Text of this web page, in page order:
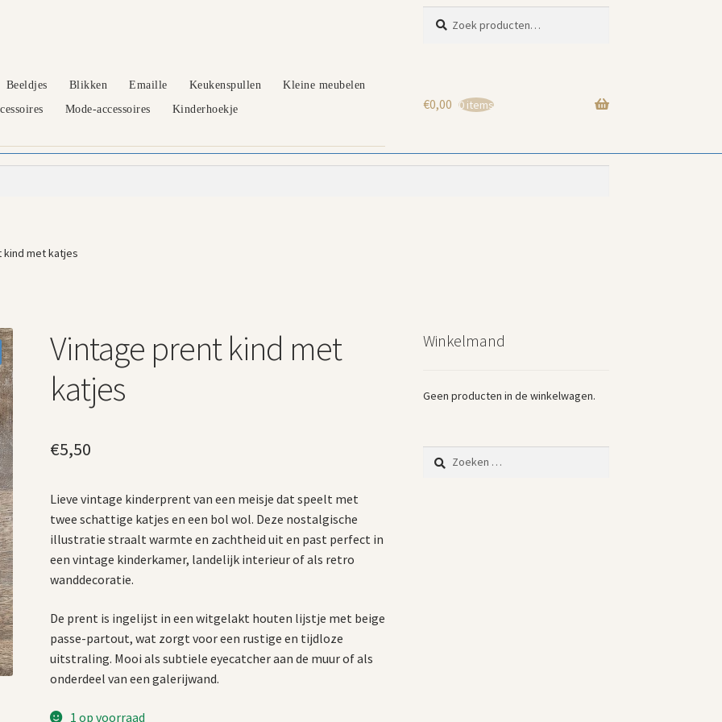
naar:
Beeldjes Blikken Emaille Keukenspullen
Kleine meubelen
Mode-accessoires Kinderhoekje €0,00 0 items
kind met katjes
Vintage prent kind met
katjes
€5,50
Lieve vintage kinderprent van een meisje dat speelt met
twee schattige katjes en een bol wol. Deze nostalgische
illustratie straalt warmte en zachtheid uit en past perfect in
een vintage kinderkamer, landelijk interieur of als retro
wanddecoratie.
De prent is ingelijst in een witgelakt houten lijstje met beige
passe-partout, wat zorgt voor een rustige en tijdloze
uitstraling. Mooi als subtiele eyecatcher aan de muur of als
onderdeel van een galerijwand.
1 op voorraad
Winkelmand
Geen producten in de winkelwagen.
Zoeken
naar: